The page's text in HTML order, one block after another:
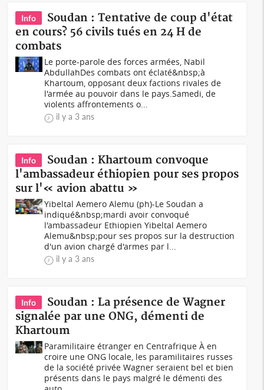
Info
Soudan : Tentative de coup d'état
en cours? 56 civils tués en 24 H de
combats
Le porte-parole des forces armées, Nabil
AbdullahDes combats ont éclaté&nbsp;à
Khartoum, opposant deux factions rivales de
l'armée au pouvoir dans le pays.Samedi, de
violents affrontements o...
il y a 3 ans
Info
Soudan : Khartoum convoque
l'ambassadeur éthiopien pour ses propos
sur l'« avion abattu »
Yibeltal Aemero Alemu (ph)-Le Soudan a
indiqué&nbsp;mardi avoir convoqué
l'ambassadeur Ethiopien Yibeltal Aemero
Alemu&nbsp;pour ses propos sur la destruction
d'un avion chargé d'armes par l...
il y a 3 ans
Info
Soudan : La présence de Wagner
signalée par une ONG, démenti de
Khartoum
Paramilitaire étranger en Centrafrique À en
croire une ONG locale, les paramilitaires russes
de la société privée Wagner seraient bel et bien
présents dans le pays malgré le démenti des